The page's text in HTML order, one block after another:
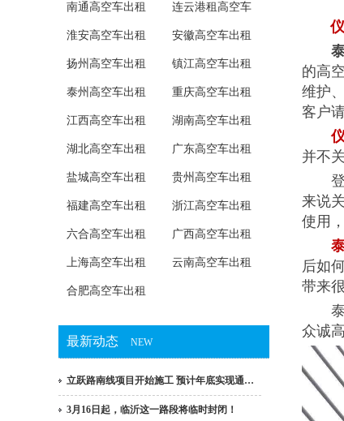
南通高空车出租 连云港租高空车
淮安高空车出租 安徽高空车出租
扬州高空车出租 镇江高空车出租
泰州高空车出租 重庆高空车出租
江西高空车出租 湖南高空车出租
湖北高空车出租 广东高空车出租
盐城高空车出租 贵州高空车出租
福建高空车出租 浙江高空车出租
六合高空车出租 广西高空车出租
上海高空车出租 云南高空车出租
合肥高空车出租
最新动态 NEW
立跃路南线项目开始施工 预计年底实现通…
3月16日起，临沂这一路段将临时封闭！
的高
维护
客户
并不
登高
来说
使用
后如
带来
泰州
众诚